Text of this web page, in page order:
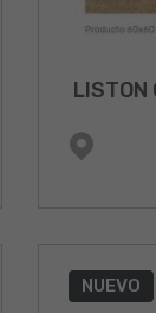
LISTON
NUEVO